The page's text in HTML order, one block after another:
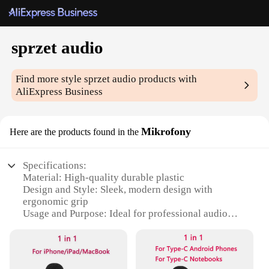
sprzet audio
Find more stylesprzet audio products with
AliExpress Business
Here are the products found in the Mikrofony
Specifications:
Material: High-quality durable plastic
Design and Style: Sleek, modern design with
ergonomic grip
Usage and Purpose: Ideal for professional audio
Performance and Property: Crystal-clear sound
quality with noise-cancelling features
Parts and Accessories: Comes with a complete set of